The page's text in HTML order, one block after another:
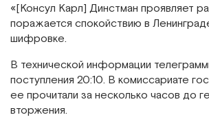
«[Консул Карл] Динстман проявляет
поражается спокойствию в
шифровке.
В технической информации
поступления 20:10. В комиссариате
ее прочитали за несколько часов до
вторжения.